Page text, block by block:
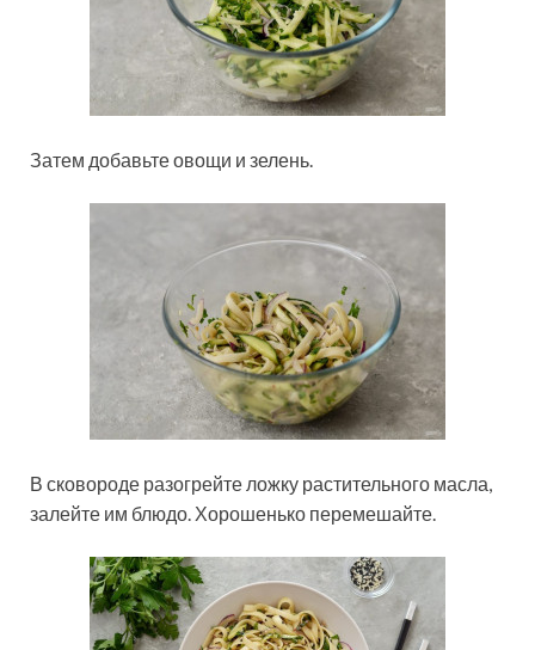
Затем добавьте овощи и зелень.
В сковороде разогрейте ложку растительного масла,
залейте им блюдо. Хорошенько перемешайте.